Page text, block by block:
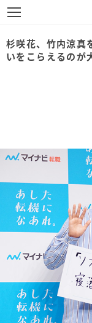
杉咲花、竹内涼真
いをこらえるのが